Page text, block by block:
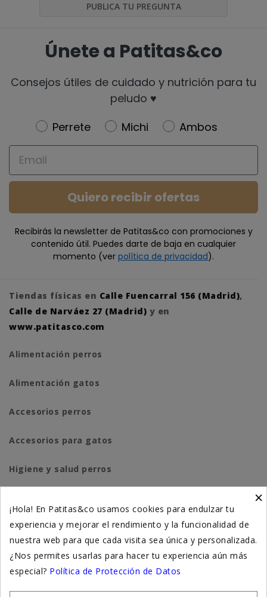
PUBLICA TU PREGUNTA
Únete a Patitas&co
Consejos útiles de cuidado y nutrición para tu
peludo ♥️
Newsletter
Perrete Michi
Ambos
Email
Quiero recibir ofertas
Recibirás la newsletter de Patitas&co con promociones y
contenido útil. Puedes darte de baja en cualquier
momento (ver política de privacidad).
Tiendas físicas en Calle Fuencarral 156 (Madrid),
Calle de Narváez 27 (Madrid) y en
www.patitasco.com
Alimentación perros
Alimentación gatos
Accesorios perros
Accesorios para gatos
Higiene y salud perros
Suplementación natural
Otros
×
¡Hola! En Patitas&co usamos cookies para endulzar tu
experiencia y mejorar el rendimiento y la funcionalidad de
nuestra web para que cada visita sea única y personalizada.
¿Nos permites usarlas para hacer tu experiencia aún más
especial? Política de Protección de Datos